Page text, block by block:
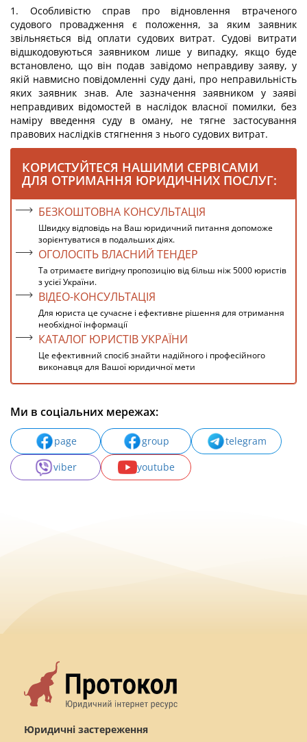
1. Особливістю справ про відновлення втраченого
судового провадження є положення, за яким заявник
звільняється від оплати судових витрат. Судові витрати
відшкодовуються заявником лише у випадку, якщо буде
встановлено, що він подав завідомо неправдиву заяву, у
якій навмисно повідомленні суду дані, про неправильність
яких заявник знав. Але зазначення заявником у заяві
неправдивих відомостей в наслідок власної помилки, без
наміру введення суду в оману, не тягне застосування
правових наслідків стягнення з нього судових витрат.
КОРИСТУЙТЕСЯ НАШИМИ СЕРВІСАМИ
ДЛЯ ОТРИМАННЯ ЮРИДИЧНИХ ПОСЛУГ:
БЕЗКОШТОВНА КОНСУЛЬТАЦІЯ
Швидку відповідь на Ваш юридичний питання допоможе
зорієнтуватися в подальших діях.
ОГОЛОСІТЬ ВЛАСНИЙ ТЕНДЕР
Та отримаєте вигідну пропозицію від більш ніж 5000 юристів
з усієї України.
ВІДЕО-КОНСУЛЬТАЦІЯ
Для юриста це сучасне і ефективне рішення для отримання
необхідної інформації
КАТАЛОГ ЮРИСТІВ УКРАЇНИ
Це ефективний спосіб знайти надійного і професійного
виконавця для Вашої юридичної мети
Ми в соціальних мережах:
page group
telegram
viber
youtube
Юридичні застереження